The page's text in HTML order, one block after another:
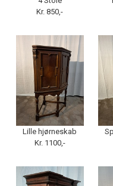
Kr. 850,-
Lille hjørneskab
Kr. 1100,-